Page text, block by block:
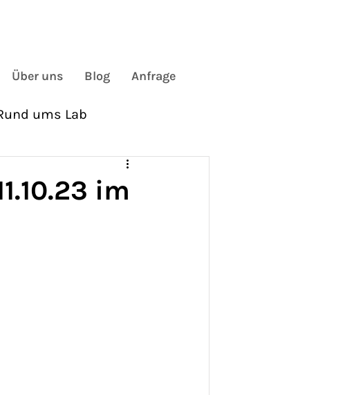
Über uns Blog Anfrage
ums Lab
Gemeinschaft
im